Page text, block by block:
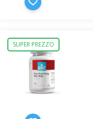
SUPER PREZZO